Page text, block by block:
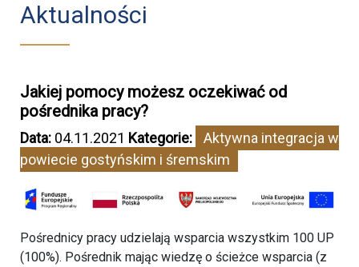
Aktualności
Jakiej pomocy możesz oczekiwać od
pośrednika pracy?
Data: 04.11.2021 Kategorie:
Aktywna integracja w
powiecie gostyńskim i śremskim
Pośrednicy pracy udzielają wsparcia wszystkim 100 UP
(100%). Pośrednik mając wiedzę o ścieżce wsparcia (z